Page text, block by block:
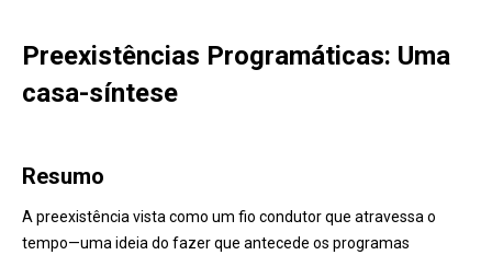
Preexistências Programáticas: Uma
casa-síntese
Resumo
A preexistência vista como um fio condutor que atravessa o
tempo—uma ideia do fazer que antecede os programas